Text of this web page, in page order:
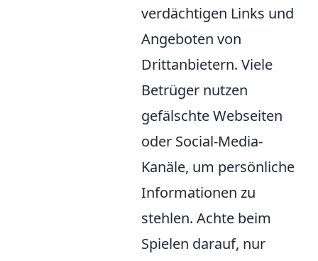
verdächtigen Links und
Angeboten von
Drittanbietern. Viele
Betrüger nutzen
gefälschte Webseiten
oder Social-Media-
Kanäle, um persönliche
Informationen zu
stehlen. Achte beim
Spielen darauf, nur